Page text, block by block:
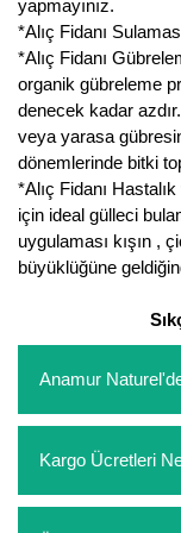
yapmayınız.
*Alıç Fidanı
*Alıç Fidanı
organik gübreleme
denecek kadar
veya yarasa
dönemlerinde bitki
*Alıç Fidanı
için ideal gülleci
uygulaması kışın ,
büyüklüğüne
Anamur
oluşturarak,
whatsapp
Kargo Ücretleri